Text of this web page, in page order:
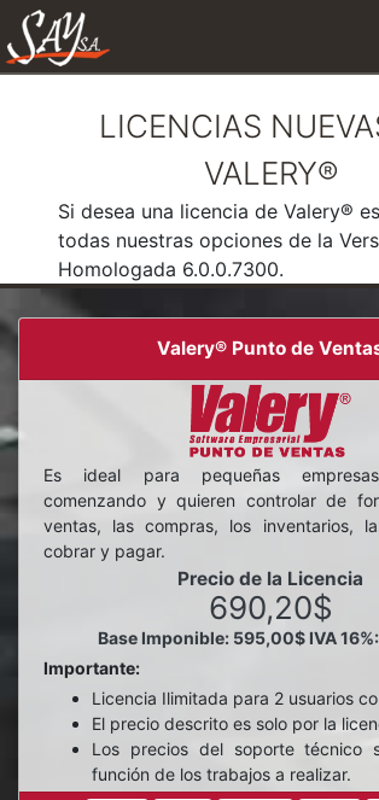
LICENCIAS
VALERY®
Si desea una licencia de Valery®
todas nuestras opciones de la
Homologada 6.0.0.7300.
Valery® Punto de
Es ideal para pequeñas
comenzando y quieren controlar de
ventas, las compras, los inventarios,
cobrar y pagar.
Precio de la Licencia
690,20$
Base Imponible: 595,00$ IVA
Importante:
Licencia Ilimitada para 2 usuarios
El precio descrito es solo por la
Los precios del soporte técnico
función de los trabajos a realizar.